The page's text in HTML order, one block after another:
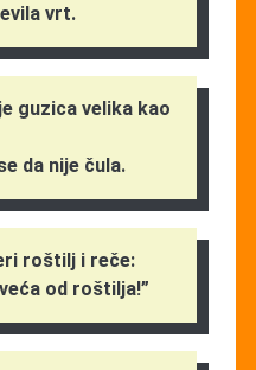
vrt.
guzica velika kao
da nije čula.
roštilj i reče:
od roštilja!”